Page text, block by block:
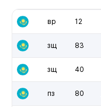
вр 12
зщ 83
зщ 40
пз 80